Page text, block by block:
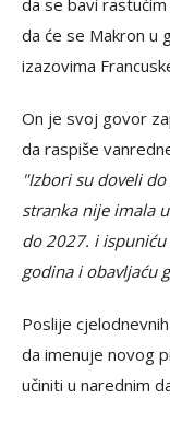
da se bavi
da će se Makron u
izazovima
On je svoj govor
da raspiše
"Izbori su doveli
stranka nije imala
do 2027. i
godina i obavljaću
Poslije
da imenuje novog
učiniti u narednim